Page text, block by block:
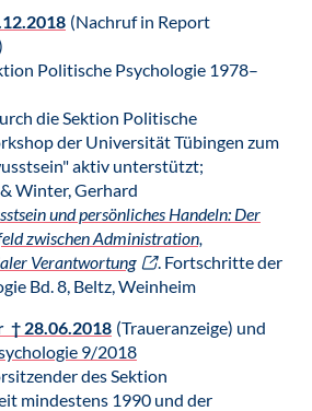
(Nachruf in Report
Politische Psychologie 1978–
die Sektion Politische
der Universität Tübingen zum
aktiv unterstützt;
Winter, Gerhard
und persönliches Handeln: Der
zwischen Administration,
Verantwortung
. Fortschritte der
Bd. 8, Beltz, Weinheim
† 28.06.2018 (Traueranzeige) und
9/2018
des Sektion
mindestens 1990 und der